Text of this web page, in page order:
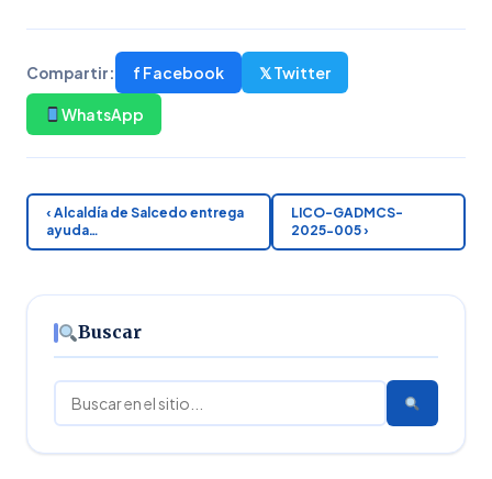
Compartir: f Facebook 𝕏 Twitter
WhatsApp
‹ Alcaldía de Salcedo entrega
ayuda…
LICO-GADMCS-
2025-005 ›
Buscar
Buscar